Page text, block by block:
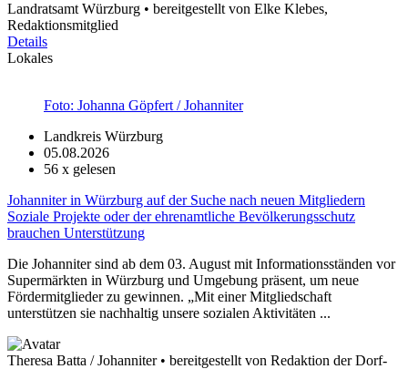
Landratsamt Würzburg • bereitgestellt von Elke Klebes,
Redaktionsmitglied
Details
Lokales
Foto: Johanna Göpfert / Johanniter
Landkreis Würzburg
05.08.2026
56 x gelesen
Johanniter in Würzburg auf der Suche nach neuen Mitgliedern
Soziale Projekte oder der ehrenamtliche Bevölkerungsschutz
brauchen Unterstützung
Die Johanniter sind ab dem 03. August mit Informationsständen vor
Supermärkten in Würzburg und Umgebung präsent, um neue
Fördermitglieder zu gewinnen. „Mit einer Mitgliedschaft
unterstützen sie nachhaltig unsere sozialen Aktivitäten ...
Theresa Batta / Johanniter • bereitgestellt von Redaktion der Dorf-